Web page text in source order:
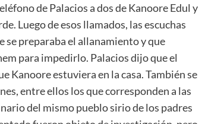
de Palacios a dos de Kanoore Edul y
Luego de esos llamados, las escuchas
se preparaba el allanamiento y que
para impedirlo. Palacios dijo que el
Kanoore estuviera en la casa. También se
entre ellos los que corresponden a las
del mismo pueblo sirio de los padres